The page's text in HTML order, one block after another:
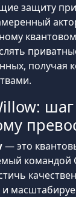
защиту
получая
— это
командой
и